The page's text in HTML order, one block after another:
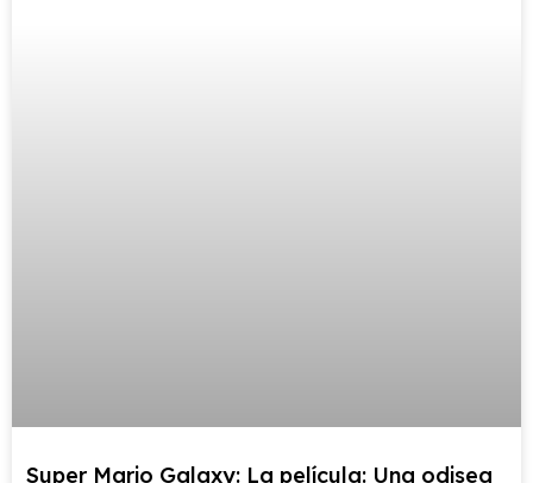
Super Mario Galaxy: La película: Una odisea